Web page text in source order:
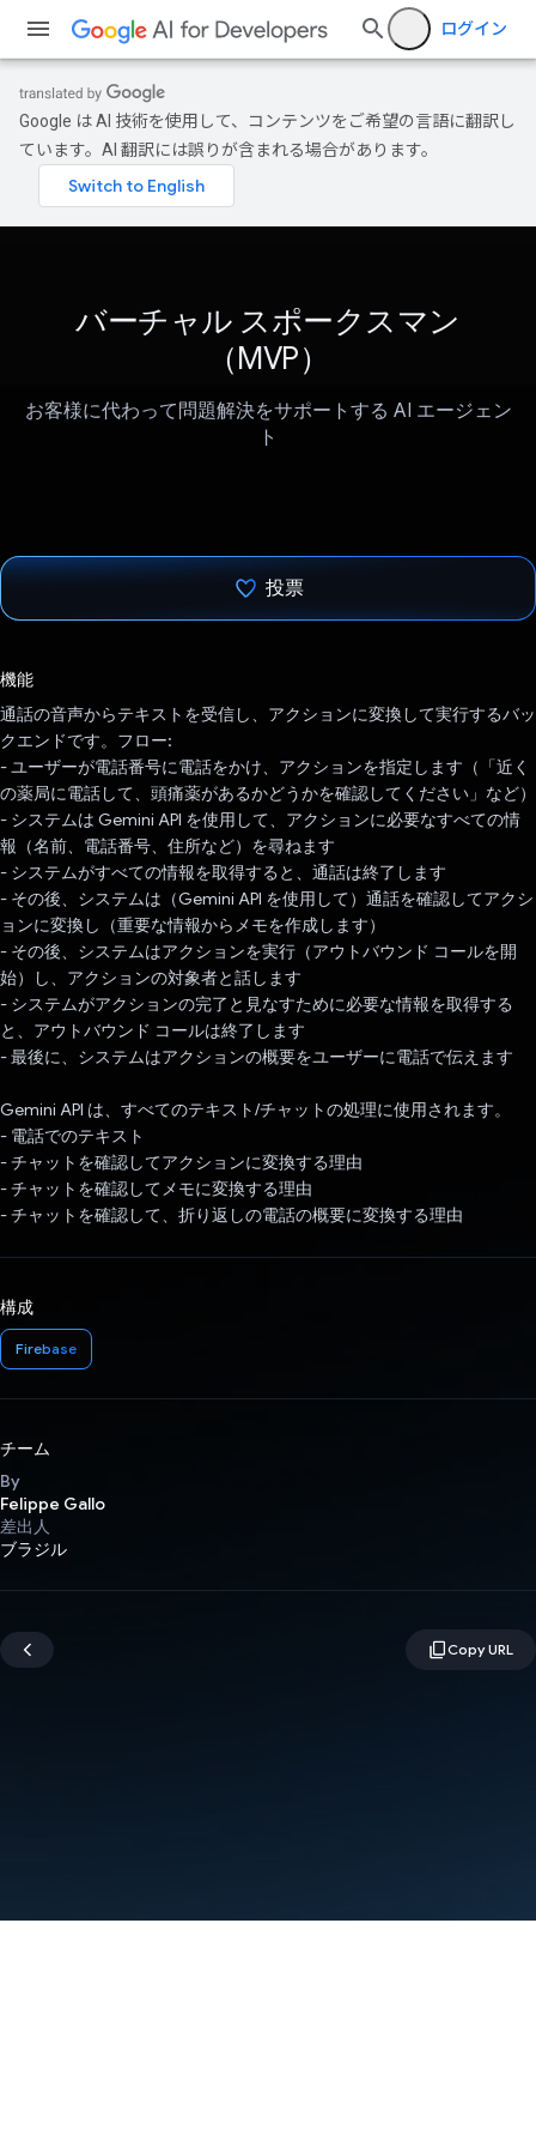
ログイン
Google は AI 技術を使用して、コンテンツをご希望の言語に翻訳し
ています。AI 翻訳には誤りが含まれる場合があります。
バーチャル スポークスマン
（MVP）
お客様に代わって問題解決をサポートする AI エージェン
ト
投票
機能
通話の音声からテキストを受信し、アクションに変換して実行するバッ
クエンドです。フロー:
- ユーザーが電話番号に電話をかけ、アクションを指定します（「近く
の薬局に電話して、頭痛薬があるかどうかを確認してください」など）
- システムは Gemini API を使用して、アクションに必要なすべての情
報（名前、電話番号、住所など）を尋ねます
- システムがすべての情報を取得すると、通話は終了します
- その後、システムは（Gemini API を使用して）通話を確認してアクシ
ョンに変換し（重要な情報からメモを作成します）
- その後、システムはアクションを実行（アウトバウンド コールを開
始）し、アクションの対象者と話します
- システムがアクションの完了と見なすために必要な情報を取得する
と、アウトバウンド コールは終了します
- 最後に、システムはアクションの概要をユーザーに電話で伝えます
Gemini API は、すべてのテキスト/チャットの処理に使用されます。
- 電話でのテキスト
- チャットを確認してアクションに変換する理由
- チャットを確認してメモに変換する理由
- チャットを確認して、折り返しの電話の概要に変換する理由
構成
Firebase
チーム
By
Felippe Gallo
差出人
ブラジル